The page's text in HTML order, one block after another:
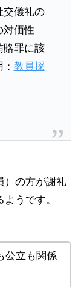
交儀礼の
対価性
賂罪に該
教員採
）の方が謝礼
うです。
公立も関係